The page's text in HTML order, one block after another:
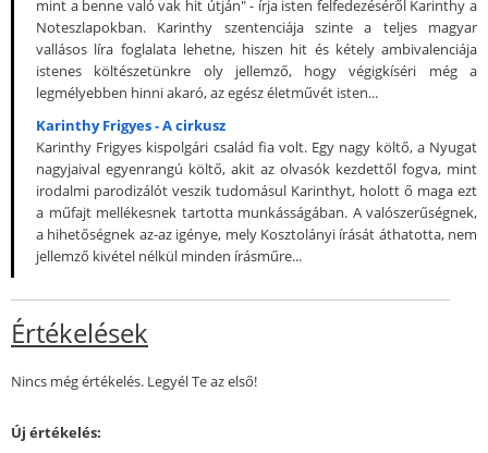
mint a benne való vak hit útján" - írja isten felfedezéséről Karinthy a
Noteszlapokban. Karinthy szentenciája szinte a teljes magyar
vallásos líra foglalata lehetne, hiszen hit és kétely ambivalenciája
istenes költészetünkre oly jellemző, hogy végigkíséri még a
legmélyebben hinni akaró, az egész életművét isten...
Karinthy Frigyes - A cirkusz
Karinthy Frigyes kispolgári család fia volt. Egy nagy költő, a Nyugat
nagyjaival egyenrangú költő, akit az olvasók kezdettől fogva, mint
irodalmi parodizálót veszik tudomásul Karinthyt, holott ő maga ezt
a műfajt mellékesnek tartotta munkásságában. A valószerűségnek,
a hihetőségnek az-az igénye, mely Kosztolányi írását áthatotta, nem
jellemző kivétel nélkül minden írásműre...
Értékelések
Nincs még értékelés. Legyél Te az első!
Új értékelés: